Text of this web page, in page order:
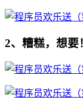
2、糟糕，想要